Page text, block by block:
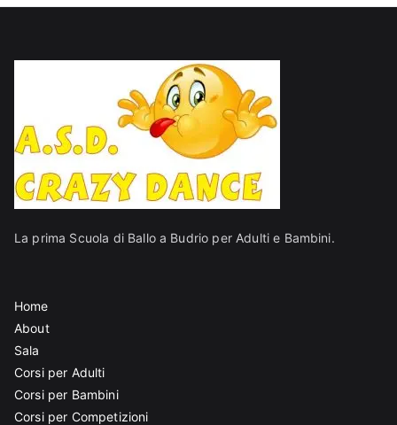
La prima Scuola di Ballo a Budrio per Adulti e Bambini.
Home
About
Sala
Corsi per Adulti
Corsi per Bambini
Corsi per Competizioni